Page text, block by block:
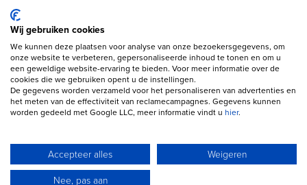
VW ID.4 leasen
Copyright navigation
Klanten beoordelingen
Autobedrijven
Wij gebruiken AI voor afbeeldingen en teksten
Wij gebruiken cookies
We kunnen deze plaatsen voor analyse van onze bezoekersgegevens, om
onze website te verbeteren, gepersonaliseerde inhoud te tonen en om u
een geweldige website-ervaring te bieden. Voor meer informatie over de
cookies die we gebruiken opent u de instellingen.
De gegevens worden verzameld voor het personaliseren van advertenties en
het meten van de effectiviteit van reclamecampagnes. Gegevens kunnen
worden gedeeld met Google LLC, meer informatie vindt u hier.
Accepteer alles
Weigeren
Nee, pas aan